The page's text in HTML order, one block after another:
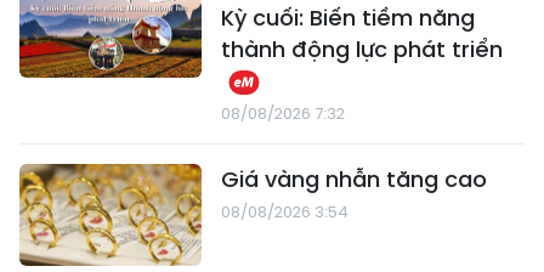
Kỳ cuối: Biến tiềm năng
thành động lực phát triển
08/08/2026 7:32
Giá vàng nhẫn tăng cao
08/08/2026 3:54